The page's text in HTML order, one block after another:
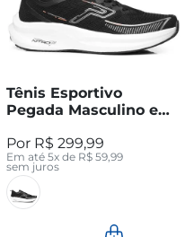
Tênis Esportivo
Pegada Masculino em
04 R$ 299,99
Em até 5x de R$ 59,99
sem juros